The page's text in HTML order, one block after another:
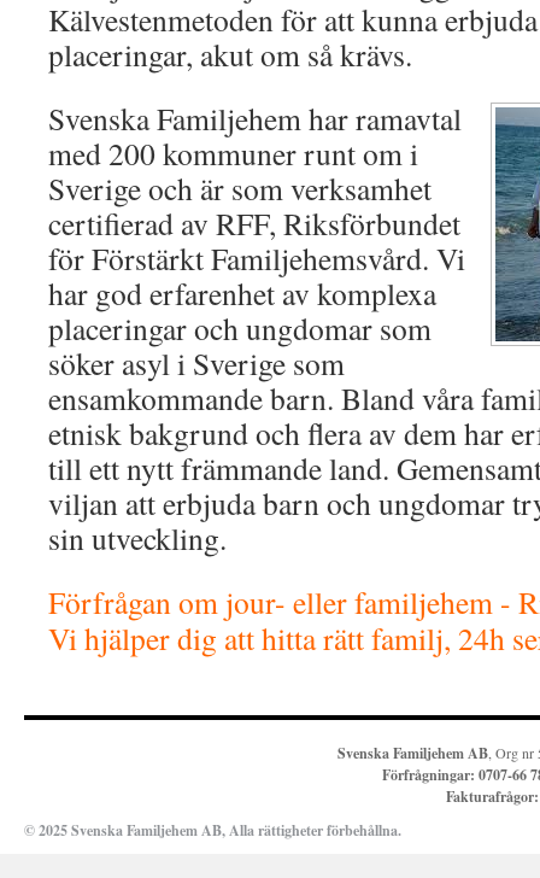
Kälvestenmetoden för att kunna
placeringar, akut om så krävs.
Svenska Familjehem har ramavtal
med 200 kommuner runt om i
Sverige och är som verksamhet
certifierad av RFF, Riksförbundet
för Förstärkt Familjehemsvård. Vi
har god erfarenhet av komplexa
placeringar och ungdomar som
söker asyl i Sverige som
ensamkommande barn. Bland våra
etnisk bakgrund och flera av dem har
till ett nytt främmande land.
viljan att erbjuda barn och ungdomar
sin utveckling.
Förfrågan om jour- eller familjehem -
Vi hjälper dig att hitta rätt familj, 24h
Svenska Familjehem AB, Org nr
Förfrågningar: 0707-66
© 2025 Svenska Familjehem AB, Alla rättigheter förbehållna.